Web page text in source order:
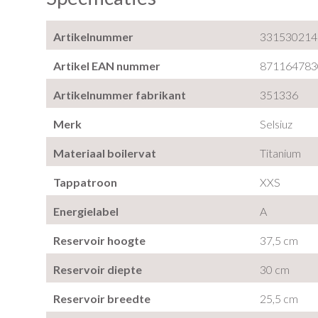
Artikelnummer 331530214
Artikel EAN nummer
Artikelnummer fabrikant 351336
Merk Selsiuz
Materiaal boilervat Titanium
Tappatroon XXS
Energielabel A
Reservoir hoogte 37,5 cm
Reservoir diepte 30 cm
Reservoir breedte 25,5 cm